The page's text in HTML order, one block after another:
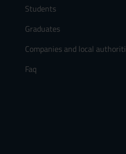
Students
Graduates
Companies and local
Faq